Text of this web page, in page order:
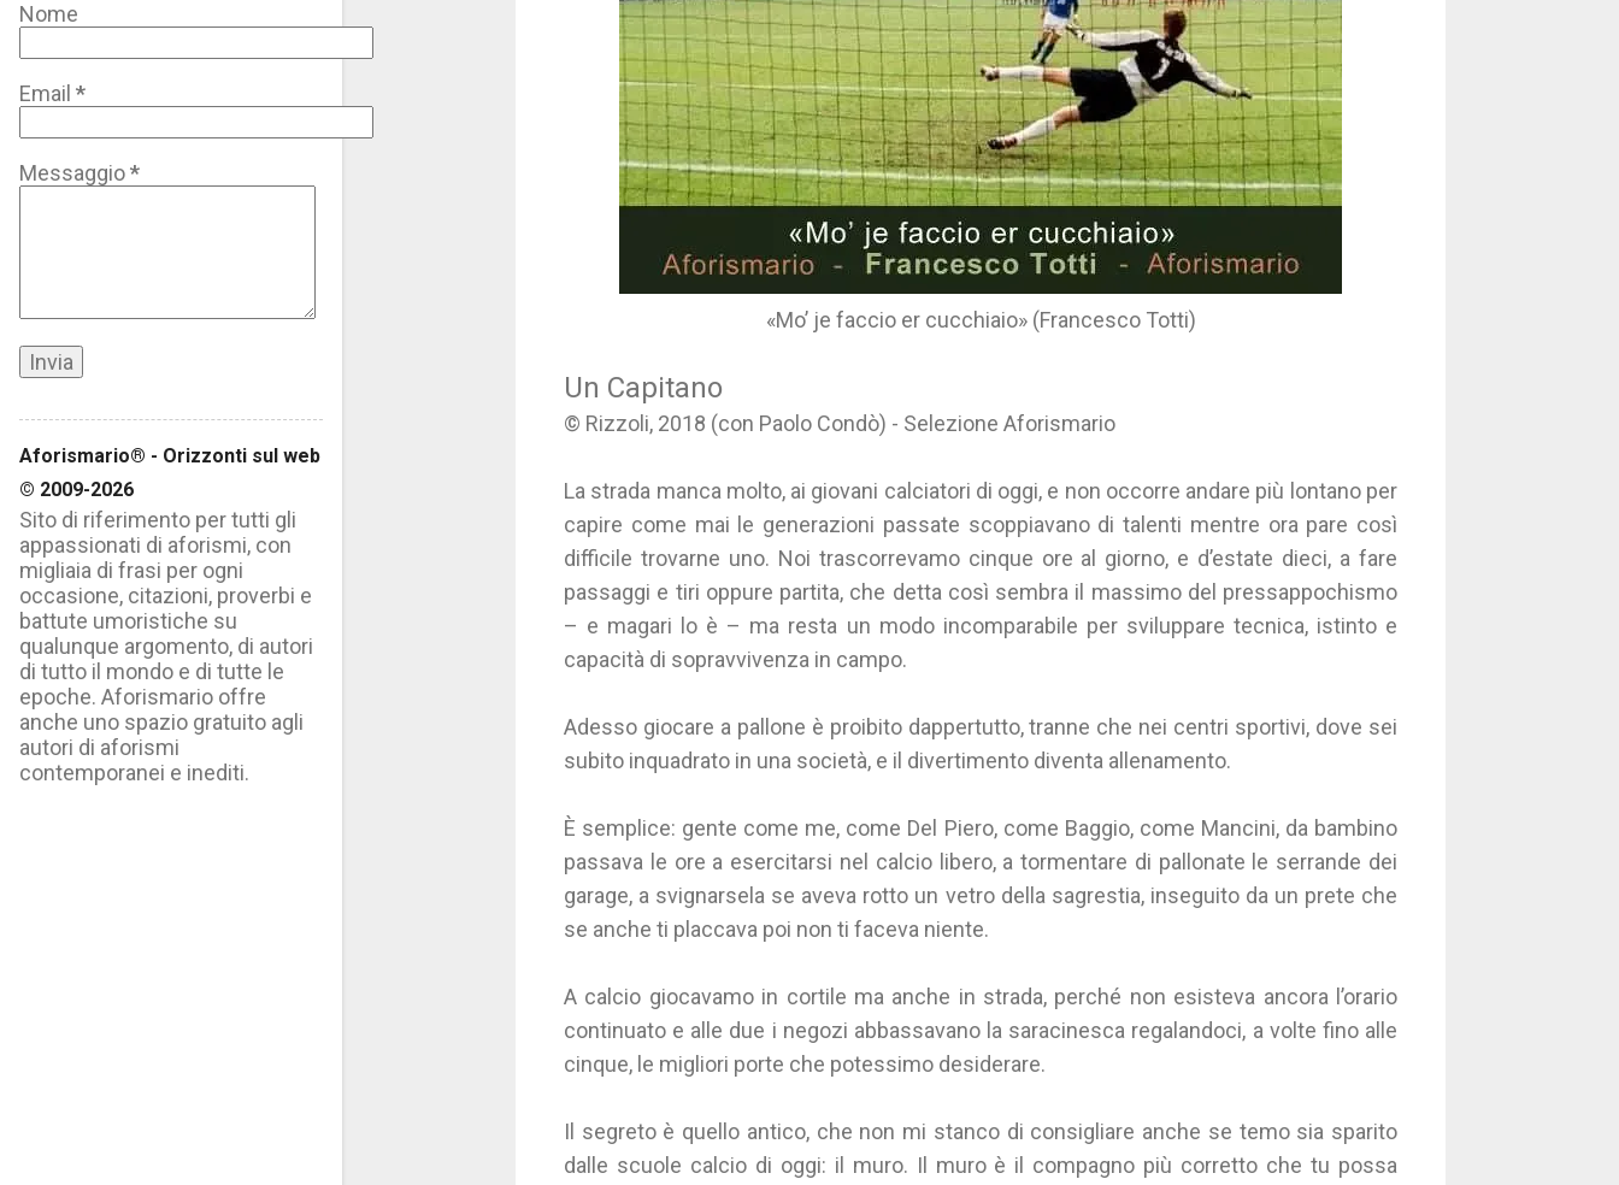
«Mo’ je faccio er cucchiaio» (Francesco Totti)
Un Capitano
© Rizzoli, 2018 (con Paolo Condò) - Selezione Aforismario
La strada manca molto, ai giovani calciatori di oggi, e non occorre andare più lontano per
capire come mai le generazioni passate scoppiavano di talenti mentre ora pare così
difficile trovarne uno. Noi trascorrevamo cinque ore al giorno, e d’estate dieci, a fare
passaggi e tiri oppure partita, che detta così sembra il massimo del pressappochismo
– e magari lo è – ma resta un modo incomparabile per sviluppare tecnica, istinto e
capacità di sopravvivenza in campo.
Adesso giocare a pallone è proibito dappertutto, tranne che nei centri sportivi, dove sei
subito inquadrato in una società, e il divertimento diventa allenamento.
È semplice: gente come me, come Del Piero, come Baggio, come Mancini, da bambino
passava le ore a esercitarsi nel calcio libero, a tormentare di pallonate le serrande dei
garage, a svignarsela se aveva rotto un vetro della sagrestia, inseguito da un prete che
se anche ti placcava poi non ti faceva niente.
A calcio giocavamo in cortile ma anche in strada, perché non esisteva ancora l’orario
continuato e alle due i negozi abbassavano la saracinesca regalandoci, a volte fino alle
cinque, le migliori porte che potessimo desiderare.
Il segreto è quello antico, che non mi stanco di consigliare anche se temo sia sparito
dalle scuole calcio di oggi: il muro. Il muro è il compagno più corretto che tu possa
Nome
Email *
Messaggio*
Aforismario® - Orizzonti sul web
© 2009-2026
Sito di riferimento per tutti gli
appassionati di aforismi, con
migliaia di frasi per ogni
occasione, citazioni, proverbi e
battute umoristiche su
qualunque argomento, di autori
di tutto il mondo e di tutte le
epoche. Aforismario offre
anche uno spazio gratuito agli
autori di aforismi
contemporanei e inediti.